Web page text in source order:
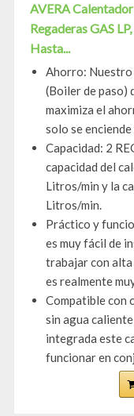
AVERA
Regaderas GAS
Hasta...
Ahorro: Nuestro
(Boiler de paso)
maximiza el
solo se
Capacidad: 2
capacidad del
Litros/min y la
Litros/min.
Práctico y
es muy fácil de
trabajar con alta
es realmente
Compatible con
sin agua
integrada este
funcionar en